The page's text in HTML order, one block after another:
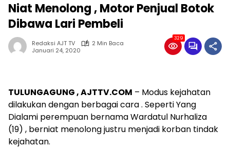
Niat Menolong , Motor Penjual Botok
Dibawa Lari Pembeli
Redaksi AJT TV
2 Min Baca
Januari 24, 2020
329
TULUNGAGUNG , AJTTV.COM – Modus kejahatan
dilakukan dengan berbagai cara . Seperti Yang
Dialami perempuan bernama Wardatul Nurhaliza
(19) , berniat menolong justru menjadi korban tindak
kejahatan.